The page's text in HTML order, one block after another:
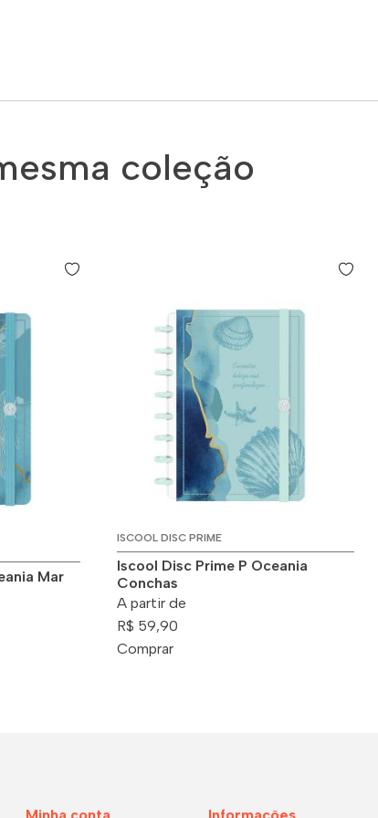
coleção
Mar
ISCOOL DISC PRIME
Iscool Disc Prime P Oceania
Conchas
A partir de
R$ 59,90
Comprar